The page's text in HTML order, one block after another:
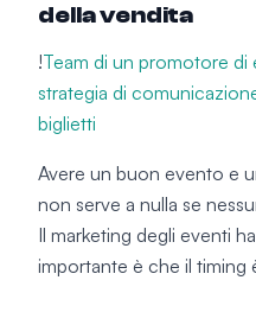
della vendita
!Team di un promotore di
strategia di
biglietti
Avere un buon evento e
non serve a nulla se
Il marketing degli eventi
importante è che il timing